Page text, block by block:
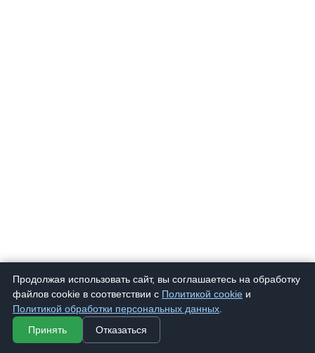
Продолжая использовать сайт, вы соглашаетесь на обработку
файлов cookie в соответствии с Политикой cookie и
Политикой обработки персональных данных
Принять
Отказаться